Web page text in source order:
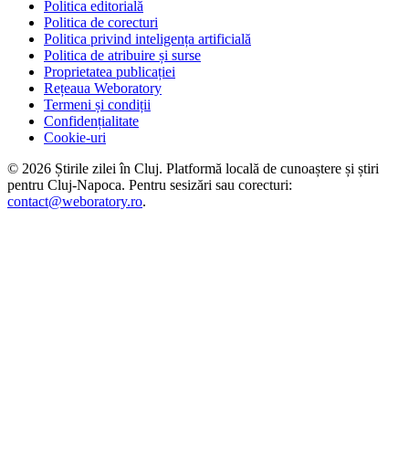
Politica editorială
Politica de corecturi
Politica privind inteligența artificială
Politica de atribuire și surse
Proprietatea publicației
Rețeaua Weboratory
Termeni și condiții
Confidențialitate
Cookie-uri
© 2026 Știrile zilei în Cluj. Platformă locală de cunoaștere și știri
pentru Cluj-Napoca. Pentru sesizări sau corecturi:
contact@weboratory.ro.